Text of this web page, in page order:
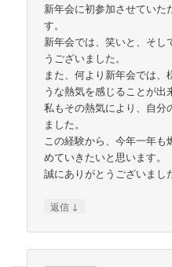
新年会に初参加させていた
す。
新年会では、笑いと、そし
うございました。
また、何より新年会では、
うな熱気を感じることが出
私もその熱気により、自分
ました。
この経験から、今年一年も
めていきたいと思います。
誠にありがとうございまし
返信 ↓